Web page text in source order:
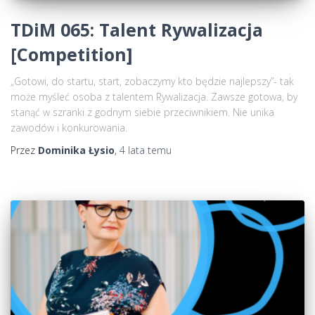
TDiM 065: Talent Rywalizacja
[Competition]
„Gotowi, do startu, start, zobaczymy kto będzie najlepszy”- tak
może myśleć osoba z talentem Rywalizacja. Zawsze gotowa, by
stanąć w szranki z godnym siebie przeciwnikiem. Nie unika
zawodów i konkurowania.
Przez Dominika Łysio, 4 lata temu